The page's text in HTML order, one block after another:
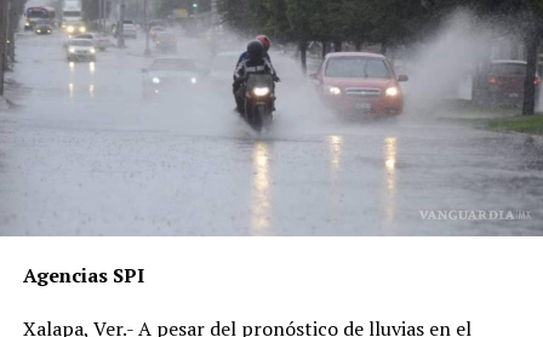
para responsabilizar al hoy occiso, lo que derivó en la
liberación del operador del camión.
Además, acusan que las solicitudes de videos de las
cámaras del C4, así como de comercios y viviendas
cercanas, han sido ignoradas o negadas. Testigos
presenciales del accidente ahora callan, presuntamente
“Hoy fue mi Abraham,
mañana puede ser alguien
Agencias SPI
Xalapa, Ver.- A pesar del pronóstico de lluvias en el